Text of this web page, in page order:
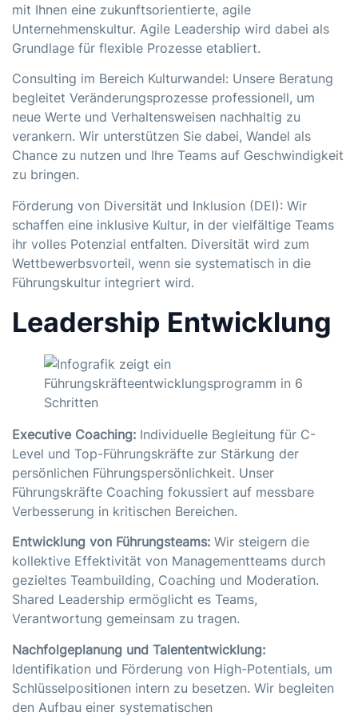
mit Ihnen eine zukunftsorientierte, agile
Unternehmenskultur. Agile Leadership wird dabei als
Grundlage für flexible Prozesse etabliert.
Consulting im Bereich Kulturwandel: Unsere Beratung
begleitet Veränderungsprozesse professionell, um
neue Werte und Verhaltensweisen nachhaltig zu
verankern. Wir unterstützen Sie dabei, Wandel als
Chance zu nutzen und Ihre Teams auf Geschwindigkeit
zu bringen.
Förderung von Diversität und Inklusion (DEI): Wir
schaffen eine inklusive Kultur, in der vielfältige Teams
ihr volles Potenzial entfalten. Diversität wird zum
Wettbewerbsvorteil, wenn sie systematisch in die
Führungskultur integriert wird.
Leadership Entwicklung
Executive Coaching: Individuelle Begleitung für C-
Level und Top-Führungskräfte zur Stärkung der
persönlichen Führungspersönlichkeit. Unser
Führungskräfte Coaching fokussiert auf messbare
Verbesserung in kritischen Bereichen.
Entwicklung von Führungsteams: Wir steigern die
kollektive Effektivität von Managementteams durch
gezieltes Teambuilding, Coaching und Moderation.
Shared Leadership ermöglicht es Teams,
Verantwortung gemeinsam zu tragen.
Nachfolgeplanung und Talententwicklung:
Identifikation und Förderung von High-Potentials, um
Schlüsselpositionen intern zu besetzen. Wir begleiten
den Aufbau einer systematischen